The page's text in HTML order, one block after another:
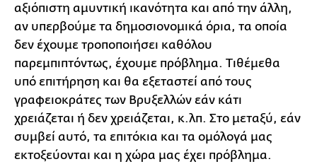
αξιόπιστη αμυντική ικανότητα και από την άλλη,
αν υπερβούμε τα δημοσιονομικά όρια, τα οποία
δεν έχουμε τροποποιήσει καθόλου
παρεμπιπτόντως, έχουμε πρόβλημα. Tιθέμεθα
υπό επιτήρηση και θα εξεταστεί από τους
γραφειοκράτες των Βρυξελλών εάν κάτι
χρειάζεται ή δεν χρειάζεται, κ.λπ. Στο μεταξύ, εάν
συμβεί αυτό, τα επιτόκια και τα ομόλογά μας
εκτοξεύονται και η χώρα μας έχει πρόβλημα.